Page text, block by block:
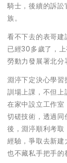
騎士，後續的訴
族。
看不下去的表哥建
已經30多歲了，
勞動力發展署北分
淵渟下定決心學
訓場上課，不但
在家中設立工作
切磋技術，透過同
後，淵渟順利考
經驗，爭取去新建
也不藏私手把手